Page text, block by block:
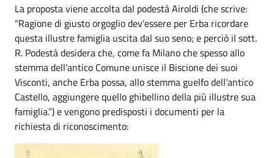
La proposta viene accolta dal podestà Airoldi (che scrive:
“Ragione di giusto orgoglio dev’essere per Erba ricordare
questa illustre famiglia uscita dal suo seno; e perciò il sott.
R. Podestà desidera che, come fa Milano che spesso allo
stemma dell’antico Comune unisce il Biscione dei suoi
Visconti, anche Erba possa, allo stemma guelfo dell’antico
Castello, aggiungere quello ghibellino della più illustre sua
famiglia.”) e vengono predisposti i documenti per la
richiesta di riconoscimento: